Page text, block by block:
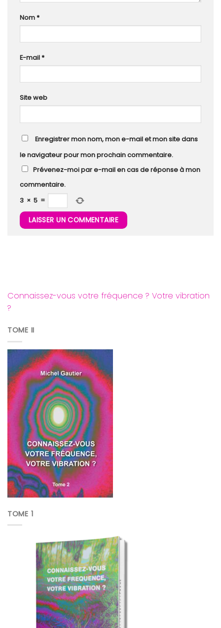
Connaissez-vous votre fréquence ? Votre vibration
?
TOME II
TOME 1
Nom*
E-mail*
Site web
Enregistrer mon nom, mon e-mail et mon site dans
le navigateur pour mon prochain commentaire.
Prévenez-moi par e-mail en cas de réponse à mon
commentaire.
3 × 5 =